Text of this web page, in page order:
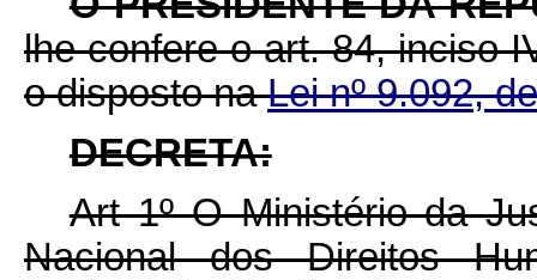
lhe confere o art. 84, inciso
o disposto naLei nº 9.092,
DECRETA:
Art 1º O Ministério da
Nacional dos Direitos